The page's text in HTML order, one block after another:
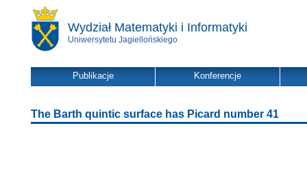
Wydział Matematyki i Informatyki
Uniwersytetu Jagiellońskiego
Publikacje Konferencje
The Barth quintic surface has Picard number 41